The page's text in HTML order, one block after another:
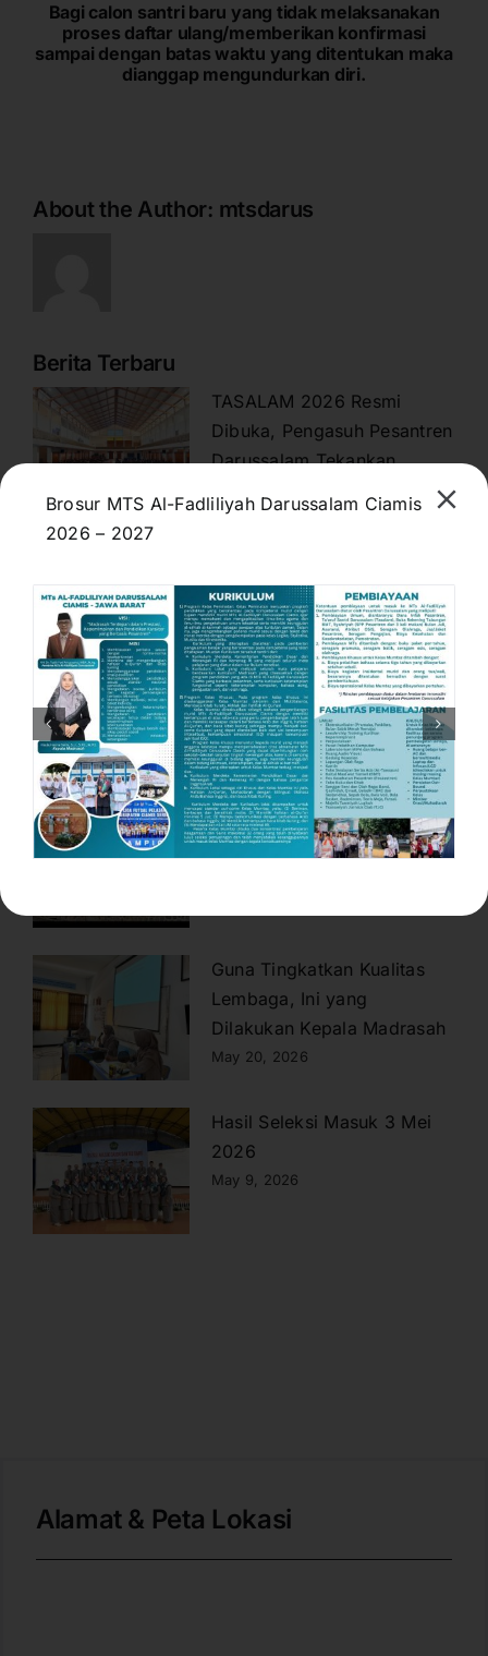
Bagi calon santri baru yang tidak melaksanakan
proses daftar ulang/memberikan konfirmasi
sampai dengan batas waktu yang ditentukan maka
dianggap mengundurkan diri.
About the Author: mtsdarus
Berita Terbaru
TASALAM 2026 Resmi
Dibuka, Pengasuh Pesantren
Darussalam Tekankan
Pentingnya Adab, Ilmu, dan
Kepemimpinan
MTs Al-Fadliliyah
Darussalam Siapkan
Pendidikan Berkualitas
Menuju Indonesia Emas
2045
June 26, 2026
Pendaftaran Murid Baru
Tahun Ajaran 2026/2027
Guna Tingkatkan Kualitas
Lembaga, Ini yang
Dilakukan Kepala Madrasah
May 20, 2026
Hasil Seleksi Masuk 3 Mei
2026
May 9, 2026
Alamat & Peta Lokasi
Brosur MTS Al-Fadliliyah Darussalam Ciamis
2026 – 2027